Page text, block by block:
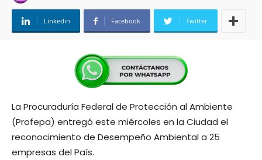
Linkedin Facebook Twitter
La Procuraduría Federal de Protección al Ambiente
(Profepa) entregó este miércoles en la Ciudad el
reconocimiento de Desempeño Ambiental a 25
empresas del País.